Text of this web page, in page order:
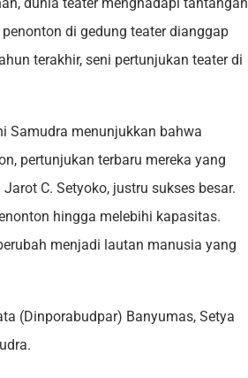
di gedung teater dianggap
terakhir, seni pertunjukan teater di
Samudra menunjukkan bahwa
pertunjukan terbaru mereka yang
C. Setyoko, justru sukses besar.
hingga melebihi kapasitas.
menjadi lautan manusia yang
(Dinporabudpar) Banyumas, Setya